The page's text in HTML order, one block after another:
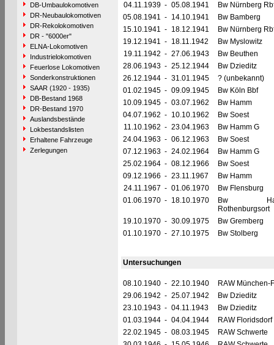
DB-Umbaulokomotiven
DR-Neubaulokomotiven
DR-Rekolokomotiven
DR - "6000er"
ELNA-Lokomotiven
Industrielokomotiven
Feuerlose Lokomotiven
Sonderkonstruktionen
SAAR (1920 - 1935)
DB-Bestand 1968
DR-Bestand 1970
Auslandsbestände
Lokbestandslisten
Erhaltene Fahrzeuge
Zerlegungen
04.11.1939 - 05.08.1941
Bw Nürnberg
05.08.1941 - 14.10.1941
Bw Bamberg
15.10.1941 - 18.12.1941
Bw Nürnberg
19.12.1941 - 18.11.1942
Bw Myslowitz
19.11.1942 - 27.06.1943
Bw Beuthen
28.06.1943 - 25.12.1944
Bw Dzieditz
26.12.1944 - 31.01.1945
? (unbekannt)
01.02.1945 - 09.09.1945
Bw Köln Bbf
10.09.1945 - 03.07.1962
Bw Hamm
04.07.1962 - 10.10.1962
Bw Soest
11.10.1962 - 23.04.1963
Bw Hamm G
24.04.1963 - 06.12.1963
Bw Soest
07.12.1963 - 24.02.1964
Bw Hamm G
25.02.1964 - 08.12.1966
Bw Soest
09.12.1966 - 23.11.1967
Bw Hamm
24.11.1967 - 01.06.1970
Bw Flensburg
01.06.1970 - 18.10.1970
Bw
Rothenburgsort
19.10.1970 - 30.09.1975
Bw Gremberg
01.10.1970 - 27.10.1975 Bw Stolberg
Untersuchungen
08.10.1940 - 22.10.1940
RAW München-
29.06.1942 - 25.07.1942
Bw Dzieditz
23.10.1943 - 04.11.1943
Bw Dzieditz
01.03.1944 - 04.04.1944
RAW Floridsdorf
22.02.1945 - 08.03.1945
RAW Schwerte